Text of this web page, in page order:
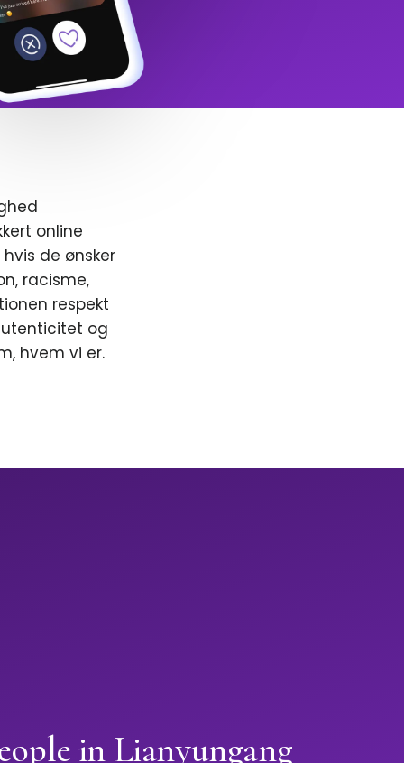
online
de ønsker
racisme,
respekt
og
hvem vi er.
in Lianyungang